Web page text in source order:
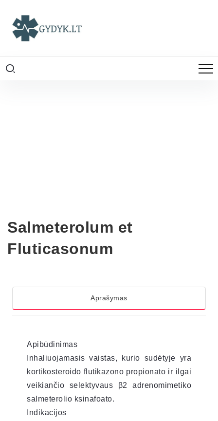
Salmeterolum et
Fluticasonum
Aprašymas
Apibūdinimas
Inhaliuojamasis vaistas, kurio sudėtyje yra
kortikosteroido flutikazono propionato ir ilgai
veikiančio selektyvaus β2 adrenomimetiko
salmeterolio ksinafoato.
Indikacijos